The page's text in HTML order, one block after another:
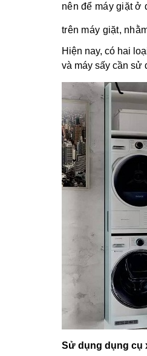
nên để máy giặt ở
trên máy giặt,
Hiện nay, có hai
và máy sấy cần sử
Sử dụng dụng cụ